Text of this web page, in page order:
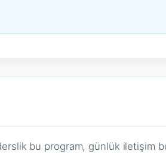
bu program, günlük iletişim